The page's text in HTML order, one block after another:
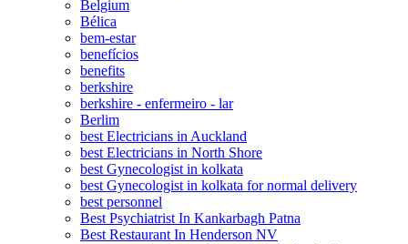
Belgium
Bélica
bem-estar
benefícios
benefits
berkshire
berkshire - enfermeiro - lar
Berlim
best Electricians in Auckland
best Electricians in North Shore
best Gynecologist in kolkata
best Gynecologist in kolkata for normal delivery
best personnel
Best Psychiatrist In Kankarbagh Patna
Best Restaurant In Henderson NV